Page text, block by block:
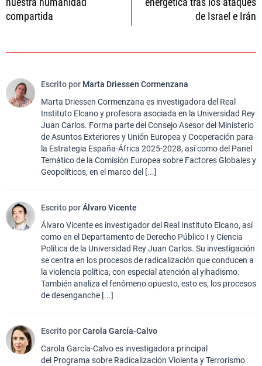
entradas
compartida
de Israel e Irán
Escrito por Marta Driessen Cormenzana
Marta Driessen Cormenzana es investigadora del Real
Instituto Elcano y profesora asociada en la Universidad Rey
Juan Carlos. Forma parte del Consejo Asesor del Ministerio
de Asuntos Exteriores y Unión Europea y Cooperación para
la Estrategia España-África 2025-2028, así como del Panel
Temático de la Comisión Europea sobre Factores Globales y
Geopolíticos, en el marco del [...]
Escrito porÁlvaro Vicente
Álvaro Vicente es investigador del Real Instituto Elcano, así
como en el Departamento de Derecho Público I y Ciencia
Política de la Universidad Rey Juan Carlos. Su investigación
se centra en los procesos de radicalización que conducen a
la violencia política, con especial atención al yihadismo.
También analiza el fenómeno opuesto, esto es, los procesos
de desenganche [...]
Escrito porCarola García-Calvo
Carola García-Calvo es investigadora principal
del Programa sobre Radicalización Violenta y Terrorismo